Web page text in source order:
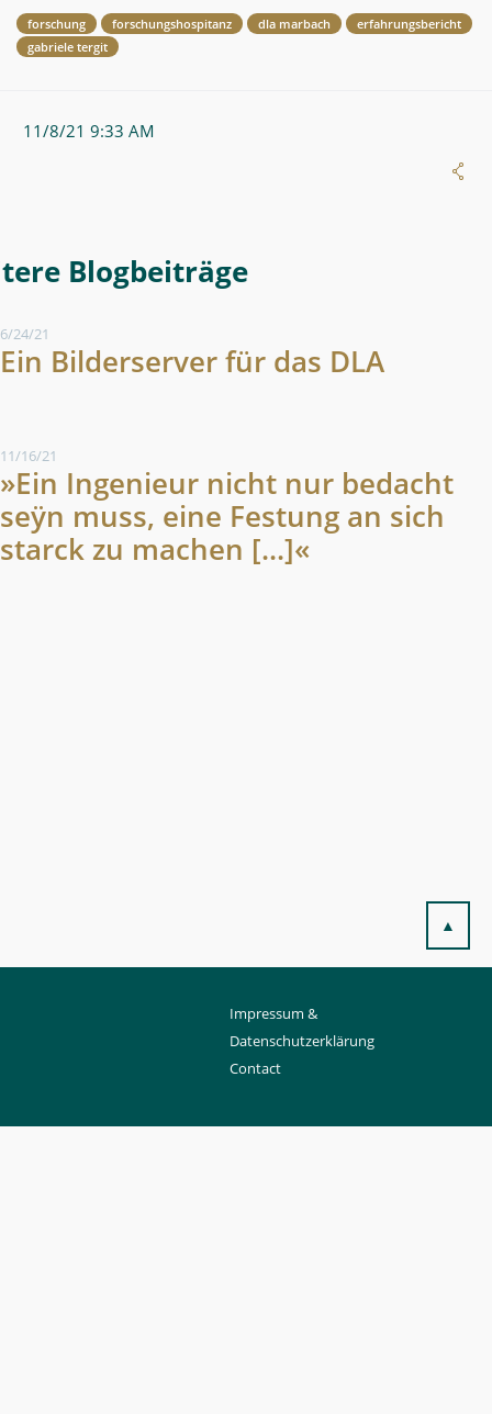
forschung forschungshospitanz dla marbach
erfahrungsbericht
gabriele tergit
11/8/21 9:33 AM
More Blog Entries
6/24/21
Ein Bilderserver für das DLA
11/16/21
»Ein Ingenieur nicht nur bedacht
seÿn muss, eine Festung an sich
starck zu machen [...]«
▲
Impressum &
Datenschutzerklärung
Contact